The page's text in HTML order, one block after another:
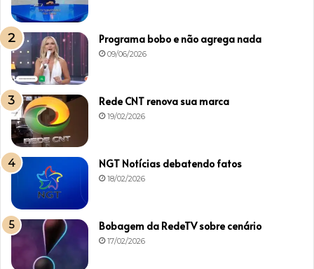
Programa bobo e não agrega nada
09/06/2026
Rede CNT renova sua marca
19/02/2026
NGT Notícias debatendo fatos
18/02/2026
Bobagem da RedeTV sobre cenário
17/02/2026